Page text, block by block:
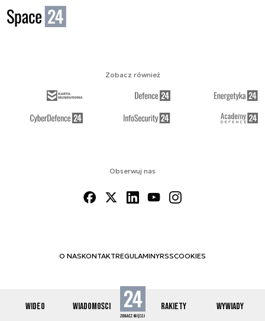
WIDEO WIADOMOŚCI RAKIETY WYWIADY
Obserwuj nas
O NASKONTAKTREGULAMINYRSSCOOKIES
Zobacz również
© 2012-2026 SPACE24